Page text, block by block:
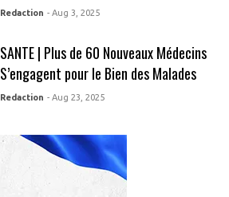
Redaction - Aug 3, 2025
SANTE | Plus de 60 Nouveaux Médecins
S’engagent pour le Bien des Malades
Redaction - Aug 23, 2025